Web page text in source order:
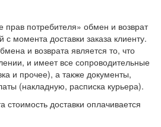
прав потребителя» обмен и возврат
момента доставки заказа клиенту.
и возврата является то, что
и имеет все сопроводительные
и прочее), а также документы,
(накладную, расписка курьера).
стоимость доставки оплачивается